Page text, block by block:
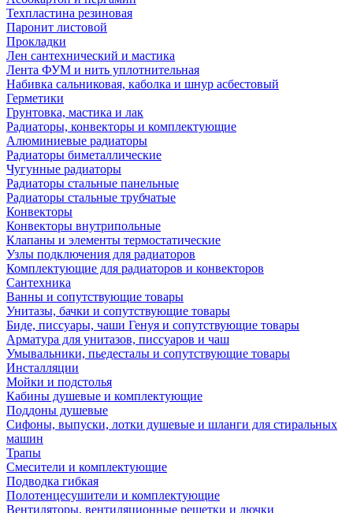
Техпластина резиновая
Паронит листовой
Прокладки
Лен сантехнический и мастика
Лента ФУМ и нить уплотнительная
Набивка сальниковая, каболка и шнур асбестовый
Герметики
Грунтовка, мастика и лак
Радиаторы, конвекторы и комплектующие
Алюминиевые радиаторы
Радиаторы биметаллические
Чугунные радиаторы
Радиаторы стальные панельные
Радиаторы стальные трубчатые
Конвекторы
Конвекторы внутрипольные
Клапаны и элементы термостатические
Узлы подключения для радиаторов
Комплектующие для радиаторов и конвекторов
Сантехника
Ванны и сопутствующие товары
Унитазы, бачки и сопутствующие товары
Биде, писсуары, чаши Генуя и сопутствующие товары
Арматура для унитазов, писсуаров и чаш
Умывальники, пьедесталы и сопутствующие товары
Инсталляции
Мойки и подстолья
Кабины душевые и комплектующие
Поддоны душевые
Сифоны, выпуски, лотки душевые и шланги для стиральных
машин
Трапы
Смесители и комплектующие
Подводка гибкая
Полотенцесушители и комплектующие
Вентиляторы, вентиляционные решетки и лючки